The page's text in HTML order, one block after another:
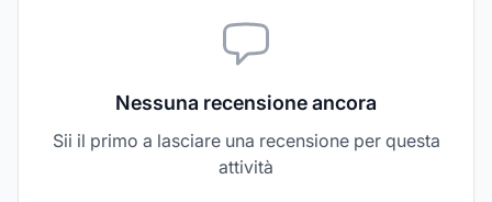
Nessuna recensione ancora
Sii il primo a lasciare una recensione per questa
attività